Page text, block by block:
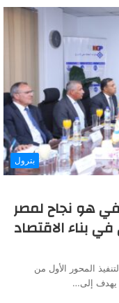
بترول
هو نجاح لمصر
بناء الاقتصاد
المحور الأول من
يهدف إلى…